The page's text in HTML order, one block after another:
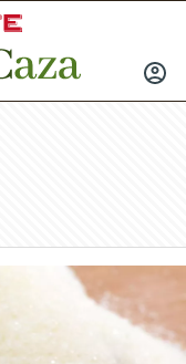
INICIAR